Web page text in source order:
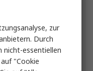
Ltd
zur
Durch
nicht-essentiellen
"Cookie